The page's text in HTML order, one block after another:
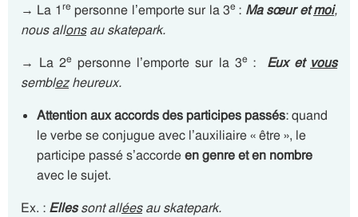
→ La 1re personne l’emporte sur la 3e : Ma sœur etmoi,
nous allonsau skatepark.
→ La 2e personne l’emporte sur la 3e : Eux et vous
semblezheureux.
Attention aux accords des participes passés: quand
le verbe se conjugue avec l’auxiliaire « être », le
participe passé s’accordeen genre et en nombre
avec le sujet.
Ex. : Ellessont alléesau skatepark.